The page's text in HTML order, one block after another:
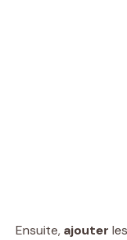
Ensuite, ajouter les